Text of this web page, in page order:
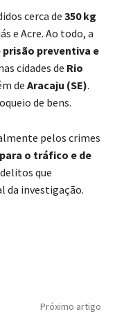
cerca de 350 kg
e Acre. Ao todo, a
prisão preventiva e
cidades de Rio
deAracaju (SE).
de bens.
pelos crimes
o tráfico e de
que
da investigação.
Próximo artigo